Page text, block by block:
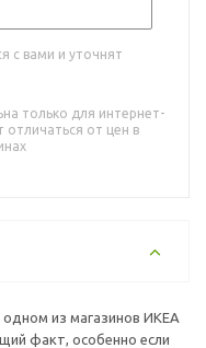
с вами и уточнят
только для интернет-
отличаться от цен в
из магазинов ИКЕА
факт, особенно если